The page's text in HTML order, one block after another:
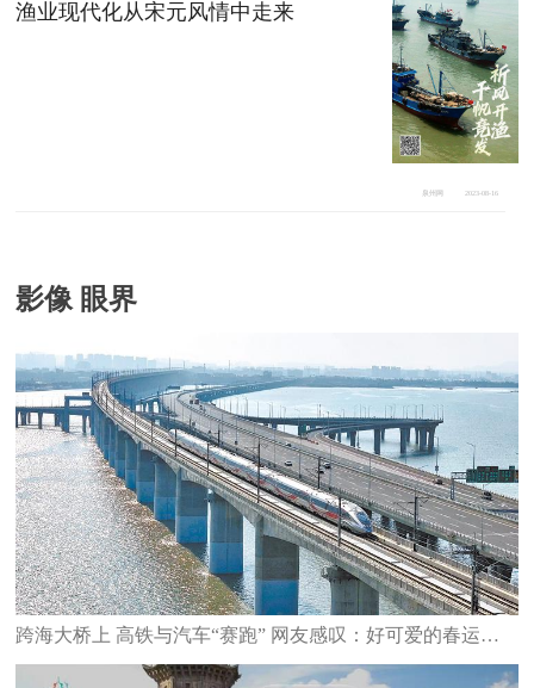
渔业现代化从宋元风情中走来
泉州网 2023-08-16
影像 眼界
跨海大桥上 高铁与汽车“赛跑” 网友感叹：好可爱的春运图景